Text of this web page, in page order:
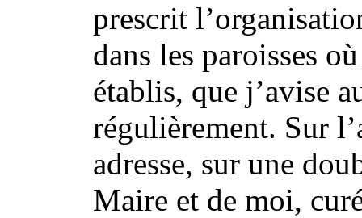
prescrit
dans les paroisses
établis, que j’avise
régulièrement. Sur
adresse, sur une
Maire et de moi,